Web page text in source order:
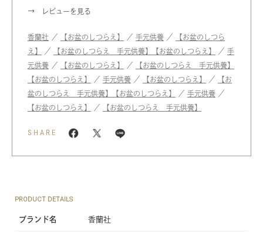
レビューを見る
香蘭社 ／ 【お盆のしつらえ】 ／ 手元供養 ／
【お盆のしつら
え】
／ 【お盆のしつらえ 手元供養】 【お盆のしつらえ】 ／ 手
元供養 ／ 【お盆のしつらえ】 ／
【お盆のしつらえ 手元供養】
【お盆のしつらえ】
／ 手元供養 ／ 【お盆のしつらえ】 ／
【お
盆のしつらえ 手元供養】
【お盆のしつらえ】 ／ 手元供養 ／
【お盆のしつらえ】
／ 【お盆のしつらえ 手元供養】
SHARE
PRODUCT DETAILS
ブランド名 香蘭社